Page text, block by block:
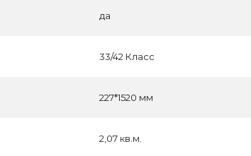
да
33/42 Класс
227*1520 мм
2,07 кв.м.